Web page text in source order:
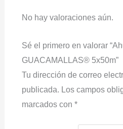
No hay valoraciones aún.
Sé el primero en valorar
GUACAMALLAS® 5x50m”
Tu dirección de correo
publicada. Los campos
marcados con *